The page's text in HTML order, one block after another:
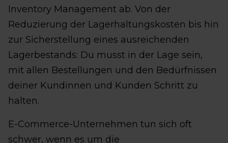
Inventory Management ab. Von der
Reduzierung der Lagerhaltungskosten bis hin
zur Sicherstellung eines ausreichenden
Lagerbestands: Du musst in der Lage sein,
mit allen Bestellungen und den Bedürfnissen
deiner Kundinnen und Kunden Schritt zu
halten.
E-Commerce-Unternehmen tun sich oft
schwer, wenn es um die